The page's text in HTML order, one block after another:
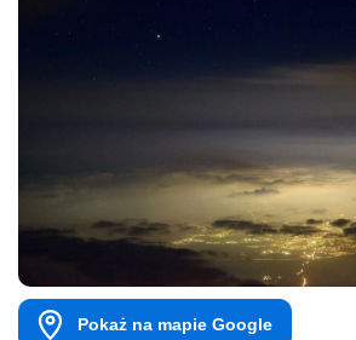
Pokaż na mapie Google